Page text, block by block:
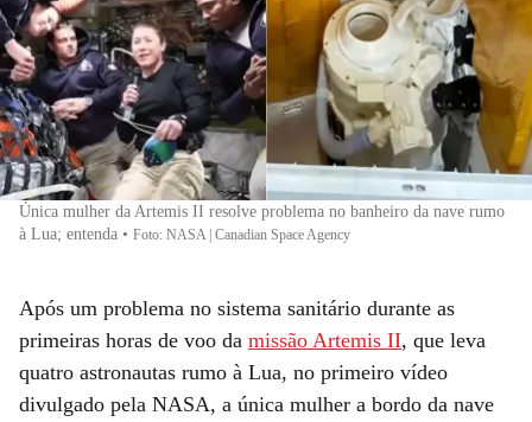
Única mulher da Artemis II resolve problema no banheiro da nave rumo
à Lua; entenda • Foto: NASA | Canadian Space Agency
Após um problema no sistema sanitário durante as
primeiras horas de voo da missão Artemis II, que leva
quatro astronautas rumo à Lua, no primeiro vídeo
divulgado pela NASA, a única mulher a bordo da nave